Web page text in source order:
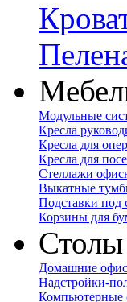
Модульные
Кресла
Кресла для
Кресла для
Стеллажи
Выкатные
Подставки под
Корзины для
Столы
Домашние
Надстройки-
Компьютерные